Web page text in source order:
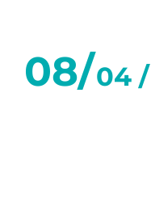
08/04 /